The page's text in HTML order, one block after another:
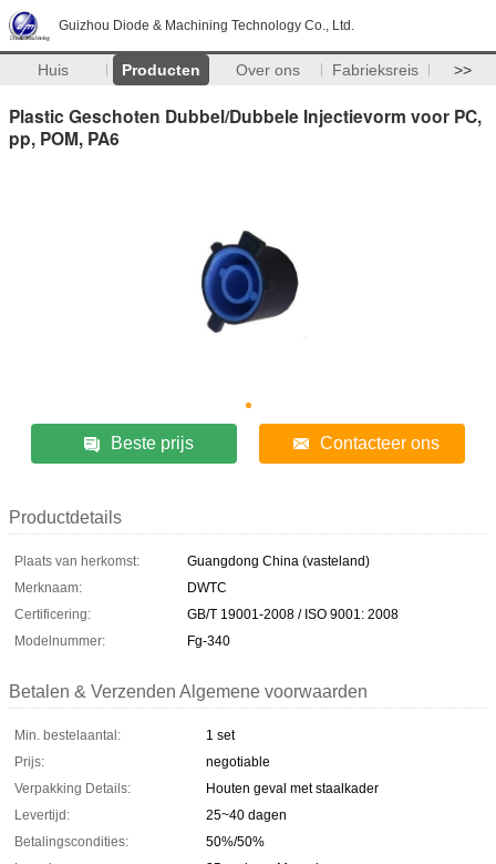
Guizhou Diode & Machining Technology Co., Ltd.
Huis Producten Over ons Fabrieksreis >>
Plastic Geschoten Dubbel/Dubbele Injectievorm voor PC,
pp, POM, PA6
Beste prijs Contacteer ons
Productdetails
Plaats van herkomst:
Guangdong China (vasteland)
Merknaam:
DWTC
Certificering:
GB/T 19001-2008 / ISO 9001: 2008
Modelnummer:
Fg-340
Betalen & Verzenden Algemene voorwaarden
Min. bestelaantal:
1 set
Prijs:
negotiable
Verpakking Details:
Houten geval met staalkader
Levertijd:
25~40 dagen
Betalingscondities:
50%/50%